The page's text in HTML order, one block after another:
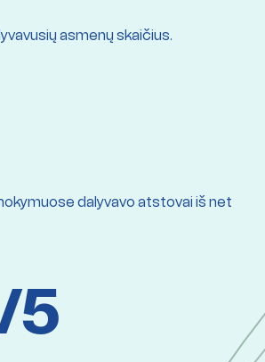
asmenų skaičius.
dalyvavo atstovai iš net
5